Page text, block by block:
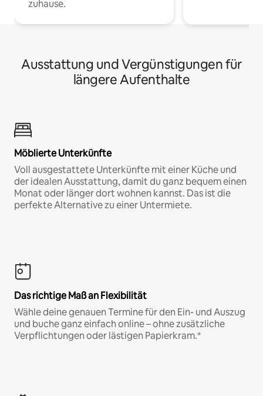
zuhause.
Ausstattung und Vergünstigungen für
längere Aufenthalte
Möblierte Unterkünfte
Voll ausgestattete Unterkünfte mit einer Küche und
der idealen Ausstattung, damit du ganz bequem einen
Monat oder länger dort wohnen kannst. Das ist die
perfekte Alternative zu einer Untermiete.
Das richtige Maß an Flexibilität
Wähle deine genauen Termine für den Ein- und Auszug
und buche ganz einfach online – ohne zusätzliche
Verpflichtungen oder lästigen Papierkram.*